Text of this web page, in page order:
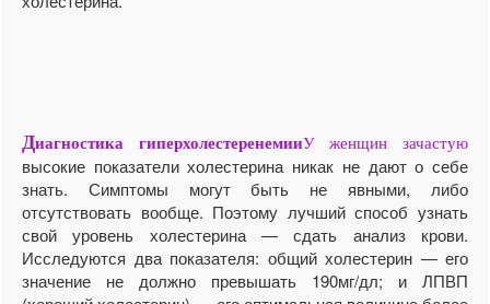
Диагностика гиперхолестеренемииУ женщин зачастую
высокие показатели холестерина никак не дают о себе
знать. Симптомы могут быть не явными, либо
отсутствовать вообще. Поэтому лучший способ узнать
свой уровень холестерина — сдать анализ крови.
Исследуются два показателя: общий холестерин — его
значение не должно превышать 190мг/дл; и ЛПВП